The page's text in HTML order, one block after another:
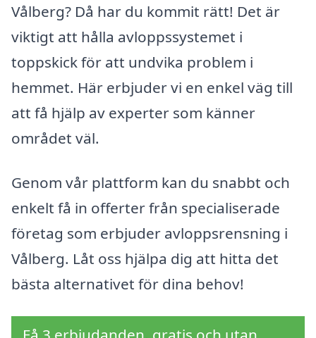
Vålberg? Då har du kommit rätt! Det är
viktigt att hålla avloppssystemet i
toppskick för att undvika problem i
hemmet. Här erbjuder vi en enkel väg till
att få hjälp av experter som känner
området väl.
Genom vår plattform kan du snabbt och
enkelt få in offerter från specialiserade
företag som erbjuder avloppsrensning i
Vålberg. Låt oss hjälpa dig att hitta det
bästa alternativet för dina behov!